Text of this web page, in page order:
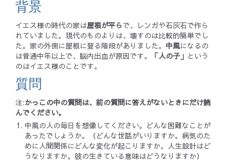
背景
イエス様の時代の家は屋根が平らで、レンガや石灰石で作ら
れていました。現代のものよりは、壊すのは比較的簡単でし
た。家の外側に屋根に登る階段がありました。 中風になるの
は普通中年以上で、脳内出血が原因です。
「人の子」 という
のはイエス様のことです。
質問
注:かっこの中の質問は、前の質問に答えがないときにだけ読
んでください。
中風の人の毎日を想像してください。どんな困難なことが
あったでしょうか。（どんな世話がいりますか。病気のた
めに人間関係にどんな変化が起こりますか。人生設計はど
うなりますか。彼の生きている意味はどうなりますか）